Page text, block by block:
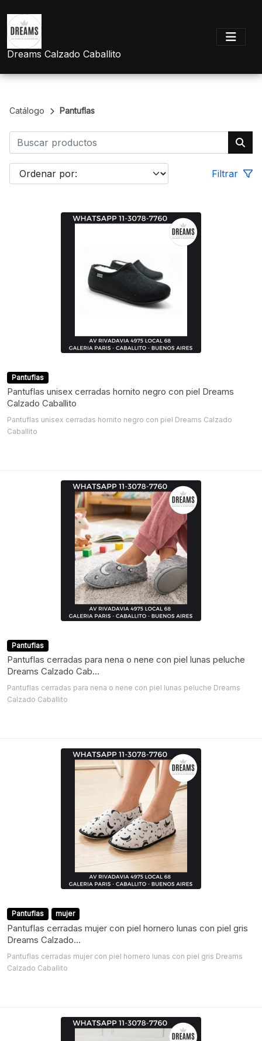
Dreams Calzado Caballito
Catálogo Pantuflas
Filtrar
Pantuflas
Pantuflas unisex cerradas hornito negro con piel Dreams
Calzado Caballito
Pantuflas unisex cerradas hornito negro con piel Dreams Calzado
Caballito
Pantuflas
Pantuflas cerradas para nena o nene con piel lunas peluche
Dreams Calzado Cab...
Pantuflas cerradas para nena o nene con piel lunas peluche Dreams
Calzado Caballito
Pantuflas mujer
Pantuflas cerradas mujer con piel hornero lunas con piel gris
Dreams Calzado...
Pantuflas cerradas mujer con piel hornero lunas con piel gris Dreams
Calzado Caballito